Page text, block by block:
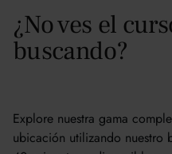
¿No ves el
buscando?
Explore nuestra gama
ubicación utilizando nuestro